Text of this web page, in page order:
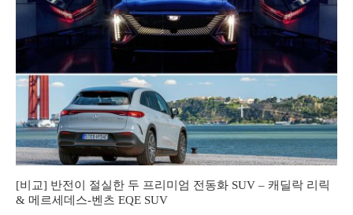
[비교] 반전이 절실한 두 프리미엄 전동화 SUV – 캐딜락 리릭
& 메르세데스-벤츠 EQE SUV